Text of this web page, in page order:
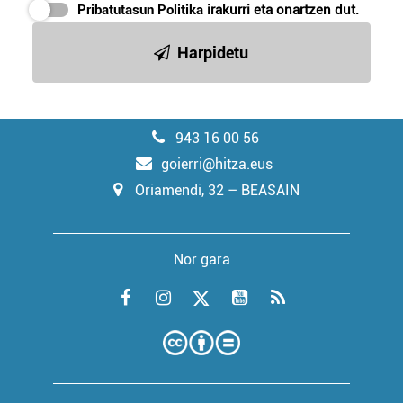
Pribatutasun Politika irakurri eta onartzen dut.
Harpidetu
943 16 00 56
goierri@hitza.eus
Oriamendi, 32 – BEASAIN
Nor gara